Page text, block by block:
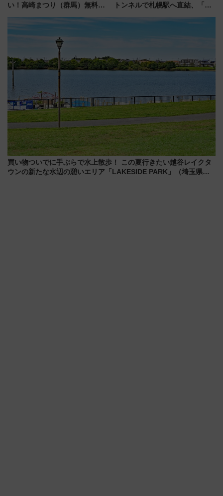
い！高崎まつり（群馬）無料観
しまで
トンネルで札幌駅へ直結、「創
買い物ついでに手ぶらで水上散歩！ この夏行きたい越谷レイクタ
ウンの新たな水辺の憩いエリア「LAKESIDE PARK」（埼玉県越